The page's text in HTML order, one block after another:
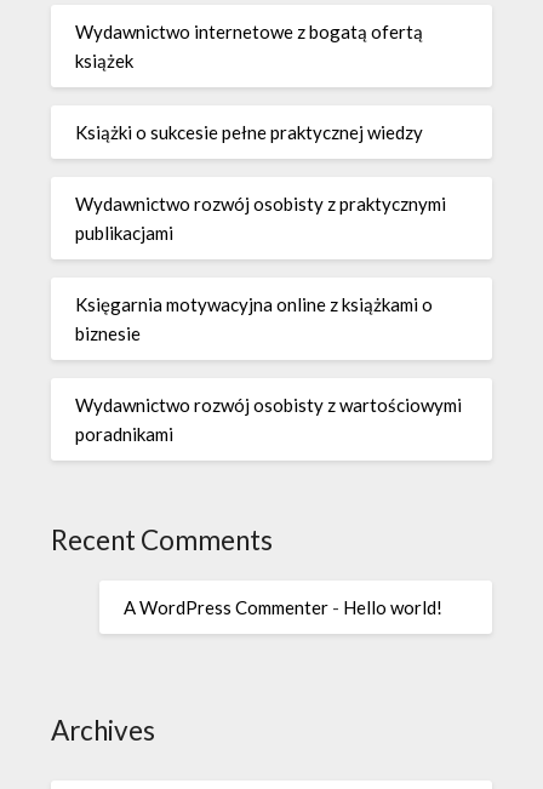
Wydawnictwo internetowe z bogatą ofertą
książek
Książki o sukcesie pełne praktycznej wiedzy
Wydawnictwo rozwój osobisty z praktycznymi
publikacjami
Księgarnia motywacyjna online z książkami o
biznesie
Wydawnictwo rozwój osobisty z wartościowymi
poradnikami
Recent Comments
A WordPress Commenter - Hello world!
Archives